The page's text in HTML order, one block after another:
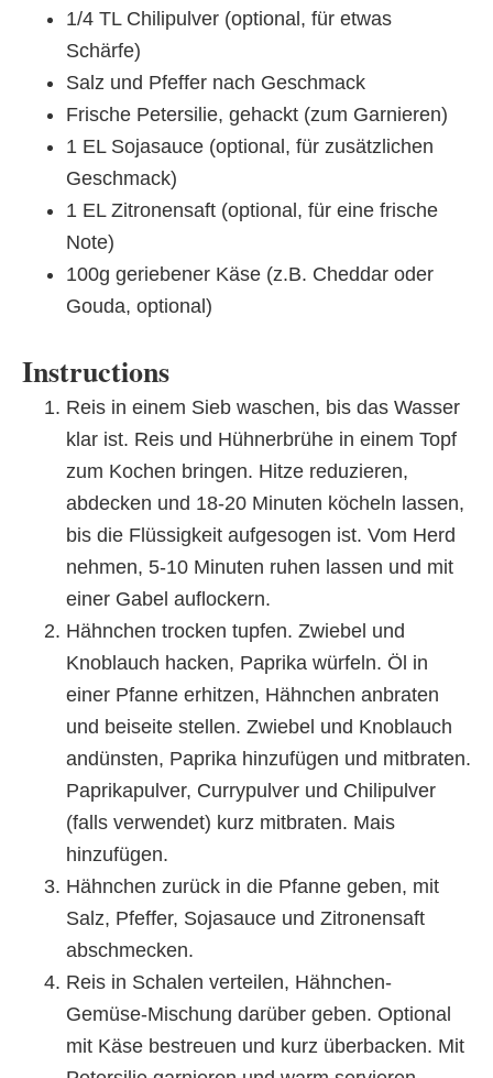
1/4 TL Chilipulver (optional, für etwas
Schärfe)
Salz und Pfeffer nach Geschmack
Frische Petersilie, gehackt (zum Garnieren)
1 EL Sojasauce (optional, für zusätzlichen
Geschmack)
1 EL Zitronensaft (optional, für eine frische
Note)
100g geriebener Käse (z.B. Cheddar oder
Gouda, optional)
Instructions
Reis in einem Sieb waschen, bis das Wasser
klar ist. Reis und Hühnerbrühe in einem Topf
zum Kochen bringen. Hitze reduzieren,
abdecken und 18-20 Minuten köcheln lassen,
bis die Flüssigkeit aufgesogen ist. Vom Herd
nehmen, 5-10 Minuten ruhen lassen und mit
einer Gabel auflockern.
Hähnchen trocken tupfen. Zwiebel und
Knoblauch hacken, Paprika würfeln. Öl in
einer Pfanne erhitzen, Hähnchen anbraten
und beiseite stellen. Zwiebel und Knoblauch
andünsten, Paprika hinzufügen und mitbraten.
Paprikapulver, Currypulver und Chilipulver
(falls verwendet) kurz mitbraten. Mais
hinzufügen.
Hähnchen zurück in die Pfanne geben, mit
Salz, Pfeffer, Sojasauce und Zitronensaft
abschmecken.
Reis in Schalen verteilen, Hähnchen-
Gemüse-Mischung darüber geben. Optional
mit Käse bestreuen und kurz überbacken. Mit